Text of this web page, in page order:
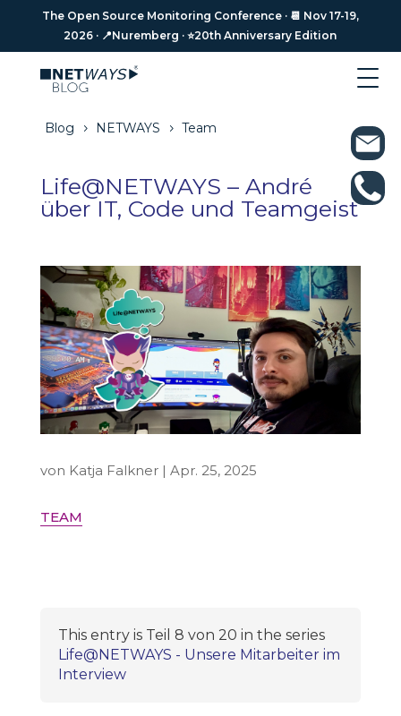
The Open Source Monitoring Conference · 📆 Nov 17-19,
2026 · 📍Nuremberg · ⭐️20th Anniversary Edition
The Open Source Monitoring Conference · 📆 Nov 17-19,
2026 · 📍Nuremberg · ⭐️20th Anniversary Edition
Blog 5 NETWAYS 5 Team
Life@NETWAYS – André
über IT, Code und Teamgeist
von Katja Falkner| Apr. 25, 2025
TEAM
This entry is Teil 8 von 20 in the series
Life@NETWAYS - Unsere Mitarbeiter im
Interview